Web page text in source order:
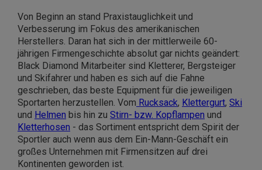
Von Beginn an stand Praxistauglichkeit und
Verbesserung im Fokus des amerikanischen
Herstellers. Daran hat sich in der mittlerweile 60-
jährigen Firmengeschichte absolut gar nichts geändert:
Black Diamond Mitarbeiter sind Kletterer, Bergsteiger
und Skifahrer und haben es sich auf die Fahne
geschrieben, das beste Equipment für die jeweiligen
Sportarten herzustellen. Vom Rucksack, Klettergurt, Ski
und Helmen bis hin zu Stirn- bzw. Kopflampen und
Kletterhosen - das Sortiment entspricht dem Spirit der
Sportler auch wenn aus dem Ein-Mann-Geschäft ein
großes Unternehmen mit Firmensitzen auf drei
Kontinenten geworden ist.